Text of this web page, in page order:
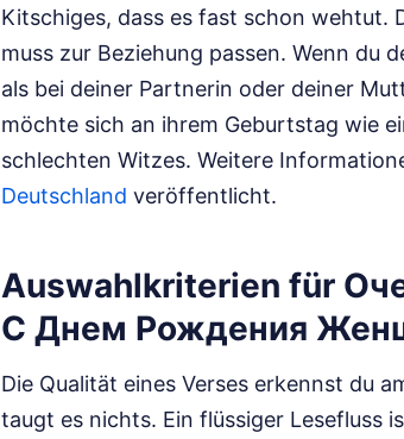
Kitschiges, dass es fast schon wehtut.
muss zur Beziehung passen. Wenn du
als bei deiner Partnerin oder deiner
möchte sich an ihrem Geburtstag wie
schlechten Witzes. Weitere
Deutschland veröffentlicht.
Auswahlkriterien für
С Днем Рождения
Die Qualität eines Verses erkennst du
taugt es nichts. Ein flüssiger Lesefluss